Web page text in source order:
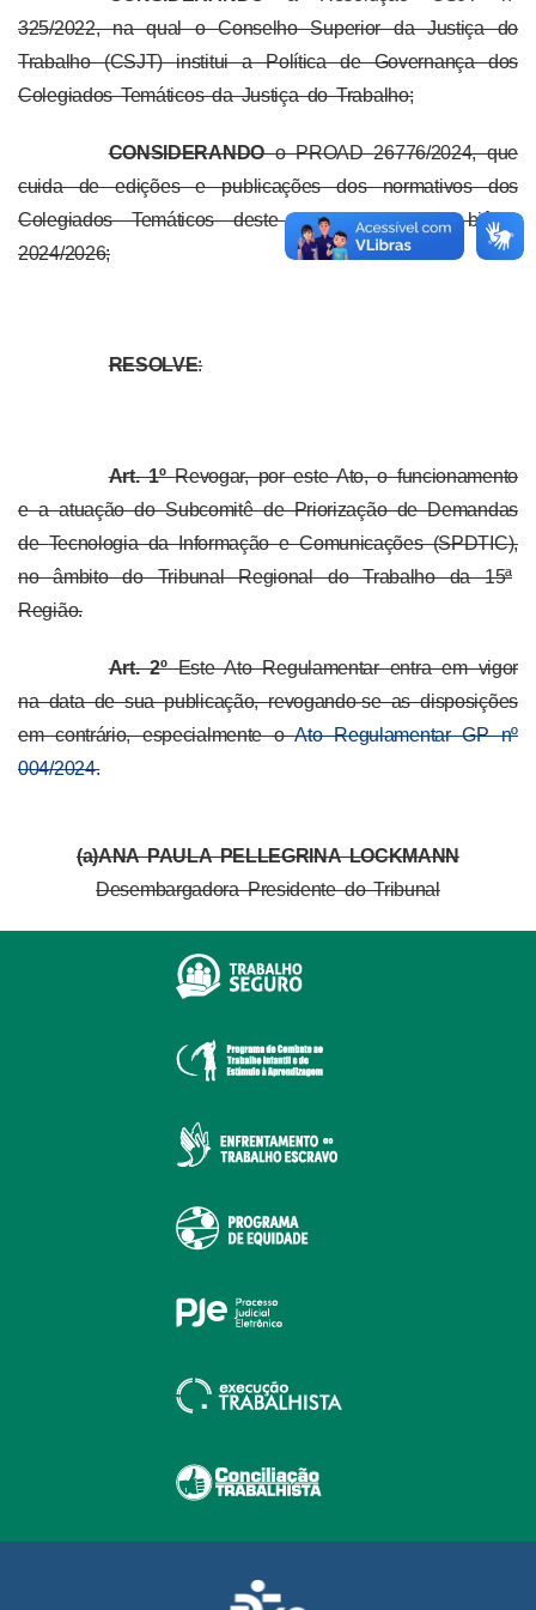
325/2022, na qual oConselho Superior da Justiça do
Trabalho (CSJT) institui a Política de Governança dos
Colegiados Temáticos da Justiça do Trabalho;
CONSIDERANDOo PROAD26776/2024, que
cuida de edições e publicações dos normativos dos
Colegiados Temáticos deste Tribunal para o biênio
2024/2026;
RESOLVE:
Art. 1ºRevogar, por este Ato, o funcionamento
e a atuação do Subcomitê de Priorização de Demandas
deTecnologia da Informação e Comunicações (SPDTIC),
no âmbito do Tribunal Regional do Trabalho da 15ª
Região.
Art. 2ºEste Ato Regulamentar entra em vigor
na data de sua publicação, revogando-se as disposições
em contrário, especialmente oAto Regulamentar GP nº
004/2024.
(a)ANA PAULA PELLEGRINA LOCKMANN
Desembargadora Presidente do Tribunal